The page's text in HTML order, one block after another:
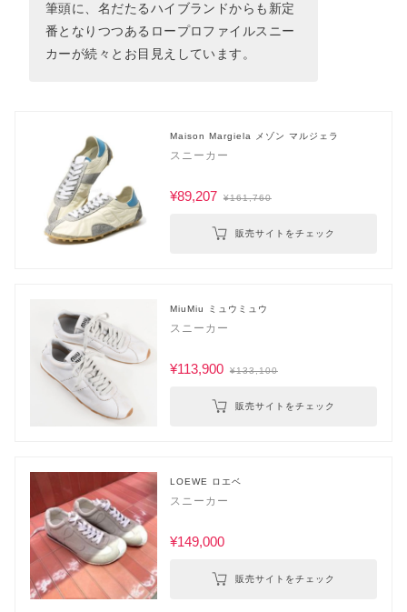
筆頭に、名だたるハイブランドからも新定
番となりつつあるロープロファイルスニー
カーが続々とお目見えしています。
Maison Margiela メゾン マルジェラ
スニーカー
¥89,207 ¥161,760
販売サイトをチェック
MiuMiu ミュウミュウ
スニーカー
¥113,900 ¥133,100
販売サイトをチェック
LOEWE ロエベ
スニーカー
¥149,000
販売サイトをチェック